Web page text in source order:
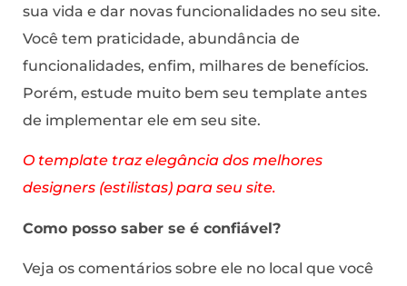
sua vida e dar novas funcionalidades no seu site.
Você tem praticidade, abundância de
funcionalidades, enfim, milhares de benefícios.
Porém, estude muito bem seu template antes
de implementar ele em seu site.
O template traz elegância dos melhores
designers (estilistas) para seu site.
Como posso saber se é confiável?
Veja os comentários sobre ele no local que você